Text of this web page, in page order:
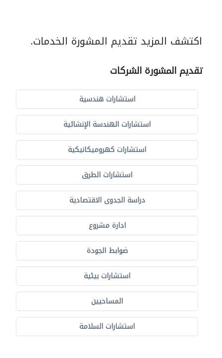
اكتشف المزيد تقديم المشورة الخدمات.
تقديم المشورة الشركات
استشارات هندسية
استشارات الهندسة الإنشائية
استشارات كهروميكانيكية
استشارات الطرق
دراسة الجدوى الاقتصادية
ادارة مشروع
ضوابط الجودة
استشارات بيئية
المساحيين
استشارات السلامة